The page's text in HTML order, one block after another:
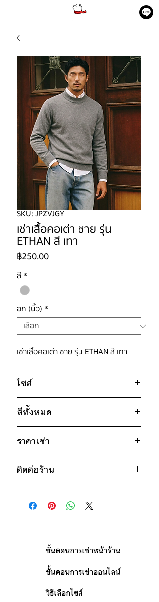
SKU: JPZVJGY
เช่าเสื้อคอเต่า ชาย รุ่น
ETHAN สี เทา
฿250.00ราคา
สี *
อก (นิ้ว) *
เช่าเสื้อคอเต่า ชาย รุ่น ETHAN สี เทา
ไซส์
ไซส์ : 5XL
อก 42" / เอว 42" / สะโพก 42" /
ไหล่กว้าง 19" / วงแขน 18" / ยาว
26"
สีทั้งหมด
น้ำเงิน
ครีม
ขาว
ราคาเช่า
คืน)
ติดต่อร้านเพื่อสอบถามราคา
ติดต่อร้าน
ดูแผนที่ร้าน
ขั้นตอนการเช่าหน้าร้าน
ขั้นตอนการเช่าออนไลน์
วิธีเลือกไซส์